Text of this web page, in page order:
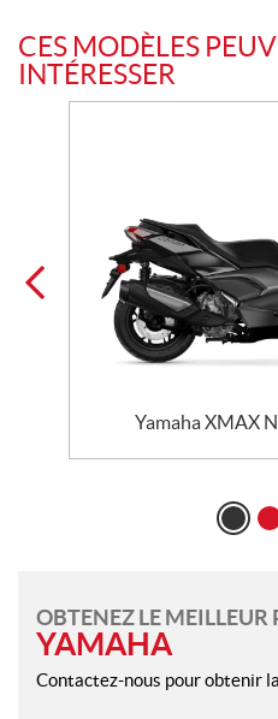
CES MODÈLES
INTÉRESSER
Yamaha XMAX
OBTENEZ LE MEILLEUR
YAMAHA
Contactez-nous pour obtenir